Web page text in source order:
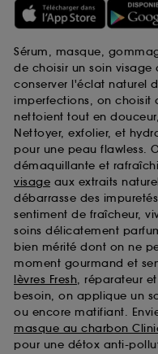
Sérum, masque,
de choisir un soin
conserver l'éclat naturel
imperfections, on choisit
nettoient tout en
Nettoyer, exfolier, et
pour une peau flawless.
démaquillante et
visage aux extraits
débarrasse des
sentiment de fraîcheur,
soins délicatement
bien mérité dont on ne
moment gourmand et
lèvres Fresh, réparateur
besoin, on applique un
ou encore matifiant.
masque au charbon
pour une détox anti-